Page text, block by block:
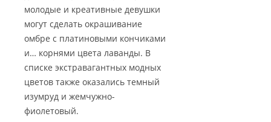
молодые и креативные девушки
могут сделать окрашивание
омбре с платиновыми кончиками
и… корнями цвета лаванды. В
списке экстравагантных модных
цветов также оказались темный
изумруд и жемчужно-
фиолетовый.